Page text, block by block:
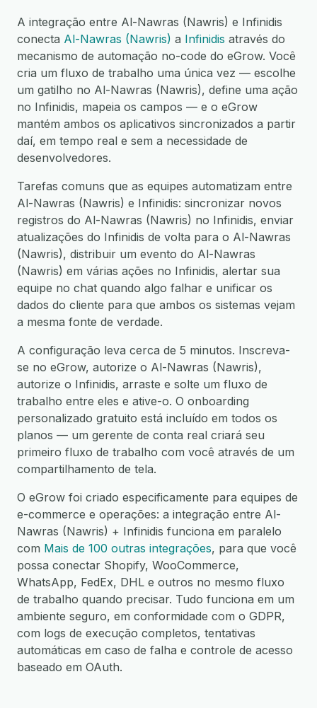
A integração entre Al-Nawras (Nawris) e Infinidis
conecta Al-Nawras (Nawris) a Infinidis através do
mecanismo de automação no-code do eGrow. Você
cria um fluxo de trabalho uma única vez — escolhe
um gatilho no Al-Nawras (Nawris), define uma ação
no Infinidis, mapeia os campos — e o eGrow
mantém ambos os aplicativos sincronizados a partir
daí, em tempo real e sem a necessidade de
desenvolvedores.
Tarefas comuns que as equipes automatizam entre
Al-Nawras (Nawris) e Infinidis: sincronizar novos
registros do Al-Nawras (Nawris) no Infinidis, enviar
atualizações do Infinidis de volta para o Al-Nawras
(Nawris), distribuir um evento do Al-Nawras
(Nawris) em várias ações no Infinidis, alertar sua
equipe no chat quando algo falhar e unificar os
dados do cliente para que ambos os sistemas vejam
a mesma fonte de verdade.
A configuração leva cerca de 5 minutos. Inscreva-
se no eGrow, autorize o Al-Nawras (Nawris),
autorize o Infinidis, arraste e solte um fluxo de
trabalho entre eles e ative-o. O onboarding
personalizado gratuito está incluído em todos os
planos — um gerente de conta real criará seu
primeiro fluxo de trabalho com você através de um
compartilhamento de tela.
O eGrow foi criado especificamente para equipes de
e-commerce e operações: a integração entre Al-
Nawras (Nawris) + Infinidis funciona em paralelo
com Mais de 100 outras integrações, para que você
possa conectar Shopify, WooCommerce,
WhatsApp, FedEx, DHL e outros no mesmo fluxo
de trabalho quando precisar. Tudo funciona em um
ambiente seguro, em conformidade com o GDPR,
com logs de execução completos, tentativas
automáticas em caso de falha e controle de acesso
baseado em OAuth.